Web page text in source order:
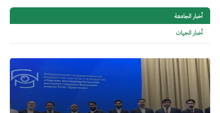
أخبار الجامعة
أخبار الجهات